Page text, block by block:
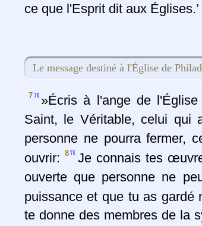
ce que l'Esprit dit aux Églises.’
Le message destiné à l'Église de
7π »Écris à l'ange de
Saint, le Véritable, celui
personne ne pourra fermer,
ouvrir:8π Je connais tes
ouverte que personne ne
puissance et que tu as
te donne des membres de la